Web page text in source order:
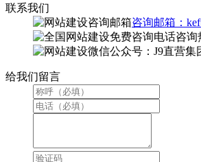
联系我们
咨询邮箱：
咨询
微信公众号：J9直营集
给我们留言